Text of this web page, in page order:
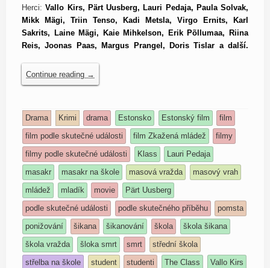
Herci:Vallo Kirs, Pärt Uusberg, Lauri Pedaja, Paula Solvak,
Mikk Mägi, Triin Tenso, Kadi Metsla, Virgo Ernits, Karl
Sakrits, Laine Mägi, Kaie Mihkelson, Erik Põllumaa, Riina
Reis, Joonas Paas, Margus Prangel, Doris Tislar a další.
Continue reading →
Drama Krimi drama Estonsko Estonský film
film
film podle skutečné události
film Zkažená mládež
filmy
filmy podle skutečné události
Klass
Lauri Pedaja
masakr
masakr na škole masová vražda
masový vrah
mládež
mladík movie
Pärt Uusberg
podle skutečné události
podle skutečného příběhu
pomsta
ponižování
šikana šikanování škola
škola šikana
škola vražda
šloka smrt smrt
střední škola
střelba na škole
student studenti The Class
Vallo Kirs